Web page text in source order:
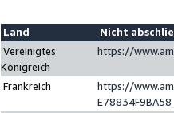
Land
Nicht
Vereinigtes
Königreich
https://
Frankreich
https://